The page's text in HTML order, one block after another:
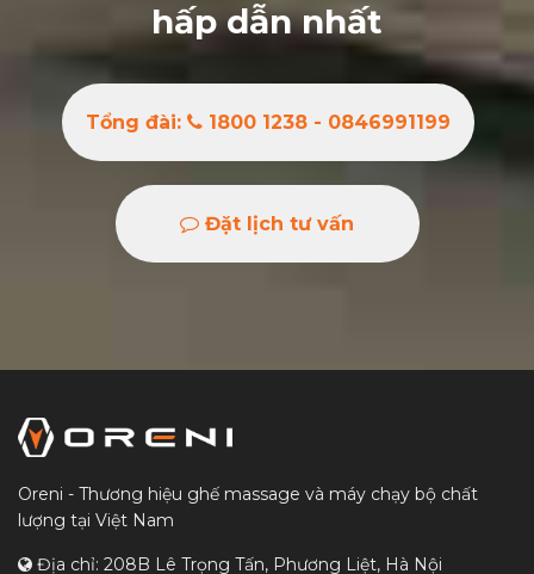
hấp dẫn nhất
Tổng đài: 1800 1238 - 0846991199
Đặt lịch tư vấn
Oreni - Thương hiệu ghế massage và máy chạy bộ chất
lượng tại Việt Nam
Địa chỉ: 208B Lê Trọng Tấn, Phương Liệt, Hà Nội